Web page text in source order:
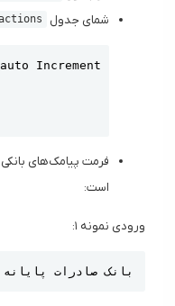
شمای جدول
Increment
Copy
فرمت پیامک‌های
است:
ورودی نمونه ۱:
بانک صادرات پایانه فروش:-10,000